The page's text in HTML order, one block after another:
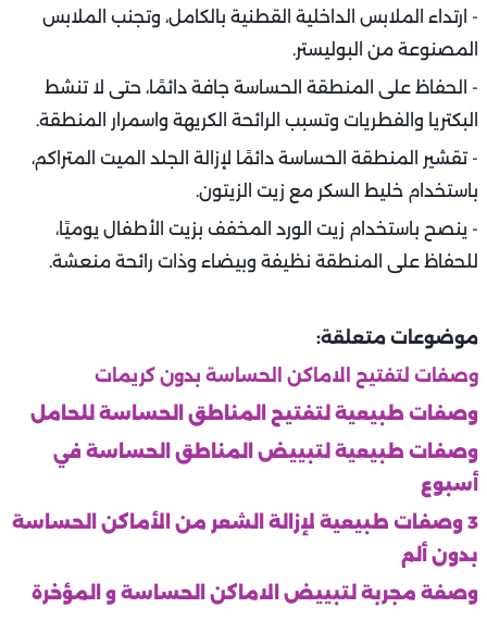
- ارتداء الملابس الداخلية القطنية بالكامل، وتجنب الملابس
المصنوعة من البوليستر.
- الحفاظ على المنطقة الحساسة جافة دائمًا، حتى لا تنشط
البكتريا والفطريات وتسبب الرائحة الكريهة واسمرار المنطقة.
- تقشير المنطقة الحساسة دائمًا لإزالة الجلد الميت المتراكم،
باستخدام خليط السكر مع زيت الزيتون.
- ينصح باستخدام زيت الورد المخفف بزيت الأطفال يوميًا،
للحفاظ على المنطقة نظيفة وبيضاء وذات رائحة منعشة.
موضوعات متعلقة:
وصفات لتفتيح الاماكن الحساسة بدون كريمات
وصفات طبيعية لتفتيح المناطق الحساسة للحامل
وصفات طبيعية لتبييض المناطق الحساسة في
أسبوع
3 وصفات طبيعية لإزالة الشعر من الأماكن الحساسة
بدون ألم
وصفة مجربة لتبييض الاماكن الحساسة و المؤخرة